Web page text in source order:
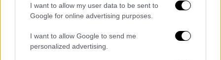
I want to allow my user data to be sent to
Google for online advertising purposes.
I want to allow Google to send me
personalized advertising.
αριθμοί έχουν πρόσωπακαι κάποια
«ατυχήματα» έχουν ενόχους. Για τον ίδιο τον
δημιουργό,η τέχνη είναι η φωνή όσων
έμειναν στον βυθό. Κι αυτή τη φωνή δεν